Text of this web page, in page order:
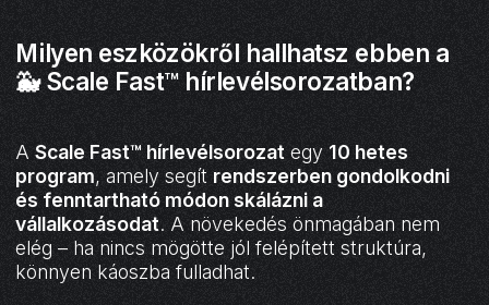
Milyen eszközökről hallhatsz ebben a
🐳 Scale Fast™ hírlevélsorozatban?
AScale Fast™ hírlevélsorozat egy 10 hetes
program, amely segít rendszerben gondolkodni
és fenntartható módon skálázni a
vállalkozásodat. A növekedés önmagában nem
elég – ha nincs mögötte jól felépített struktúra,
könnyen káoszba fulladhat.